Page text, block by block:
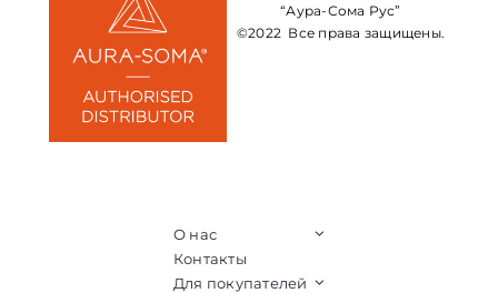
“Аура-Сома Рус”
©2022 Все права защищены.
О нас
Контакты
Для покупателей